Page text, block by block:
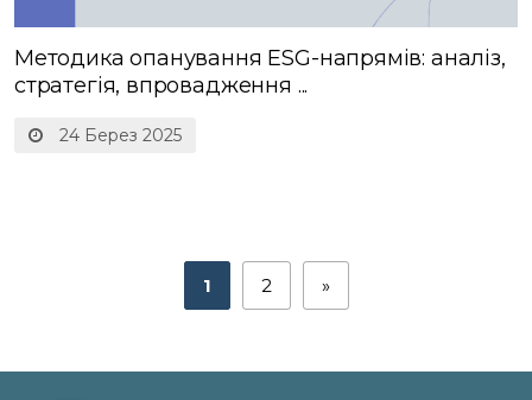
24 Берез 2025
Методика опанування ESG-напрямів: аналіз,
стратегія, впровадження ...
1 2 »